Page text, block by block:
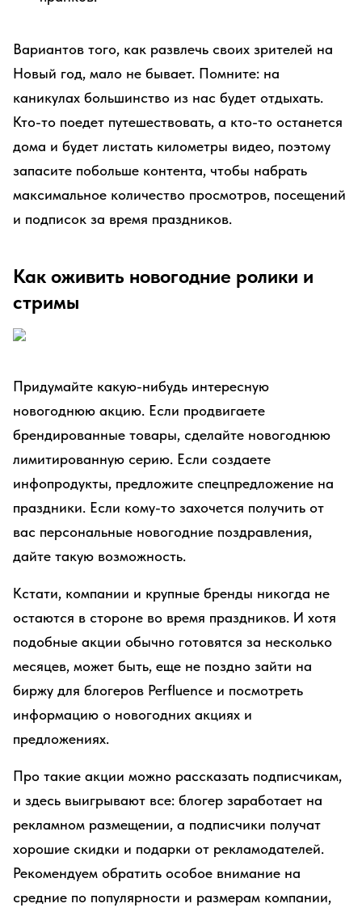
Вариантов того, как развлечь своих зрителей на
Новый год, мало не бывает. Помните: на
каникулах большинство из нас будет отдыхать.
Кто-то поедет путешествовать, а кто-то останется
дома и будет листать километры видео, поэтому
запасите побольше контента, чтобы набрать
максимальное количество просмотров, посещений
и подписок за время праздников.
Как оживить новогодние ролики и
стримы
Придумайте какую-нибудь интересную
новогоднюю акцию. Если продвигаете
брендированные товары, сделайте новогоднюю
лимитированную серию. Если создаете
инфопродукты, предложите спецпредложение на
праздники. Если кому-то захочется получить от
вас персональные новогодние поздравления,
дайте такую возможность.
Кстати, компании и крупные бренды никогда не
остаются в стороне во время праздников. И хотя
подобные акции обычно готовятся за несколько
месяцев, может быть, еще не поздно зайти на
биржу для блогеров Perfluence и посмотреть
информацию о новогодних акциях и
предложениях.
Про такие акции можно рассказать подписчикам,
и здесь выигрывают все: блогер заработает на
рекламном размещении, а подписчики получат
хорошие скидки и подарки от рекламодателей.
Рекомендуем обратить особое внимание на
средние по популярности и размерам компании,